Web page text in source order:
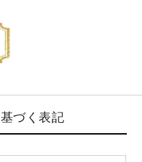
づく表記